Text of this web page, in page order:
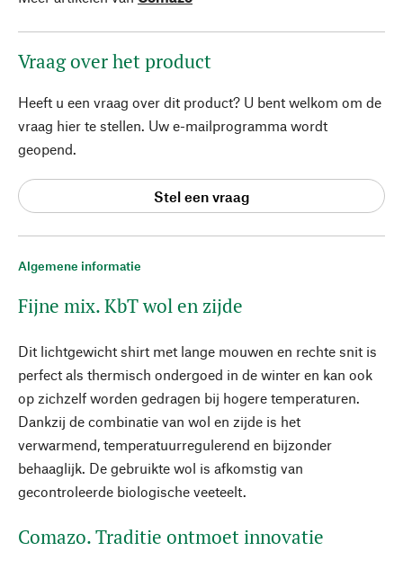
Algemene informatie
Fijne mix. KbT wol en zijde
Dit lichtgewicht shirt met lange mouwen en rechte snit is
perfect als thermisch ondergoed in de winter en kan ook
op zichzelf worden gedragen bij hogere temperaturen.
Dankzij de combinatie van wol en zijde is het
verwarmend, temperatuurregulerend en bijzonder
behaaglijk. De gebruikte wol is afkomstig van
gecontroleerde biologische veeteelt.
Comazo. Traditie ontmoet innovatie
Vraag over het product
Heeft u een vraag over dit product? U bent welkom om de
vraag hier te stellen. Uw e-mailprogramma wordt
geopend.
Stel een vraag